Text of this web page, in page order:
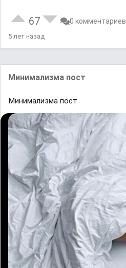
67 0 комментариев
5 лет назад
Минимализма пост
Минимализма пост